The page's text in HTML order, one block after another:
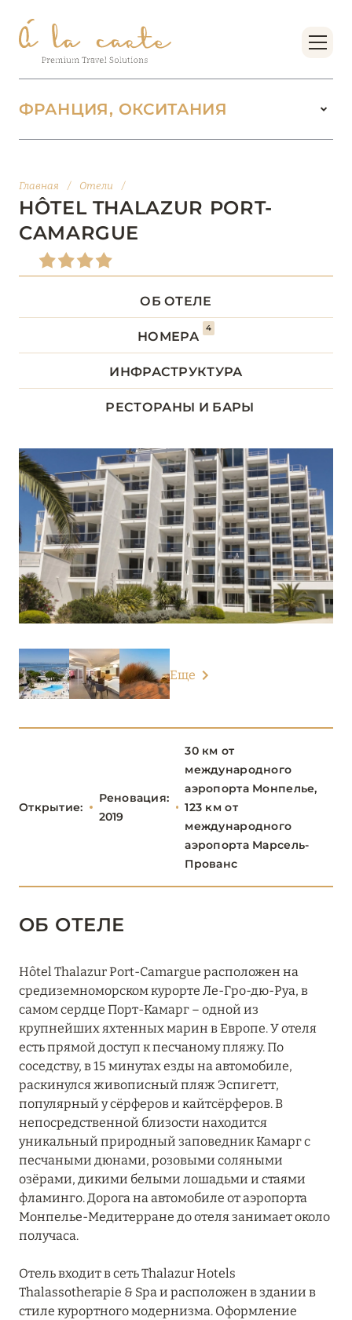
ФРАНЦИЯ, ОКСИТАНИЯ
БОРДО (НОВАЯ
АКВИТАНИЯ)
БРЕТАНЬ
БУРГУНДИЯ
ДОЛИНА ЛУАРЫ 8
ИЛЬ-ДЕ-ФРАНС
ЛАЗУРНЫЙ БЕРЕГ 34
НОРМАНДИЯ 6
О-ДЕ-ФРАНС 3
ОВЕРНЬ-РОНА-АЛЬПЫ 79
ОКСИТАНИЯ
46
Главная / Отели /
HÔTEL THALAZUR PORT-
CAMARGUE
ОБ ОТЕЛЕ
НОМЕРА
4
ИНФРАСТРУКТУРА
РЕСТОРАНЫ И БАРЫ
Еще
Открытие:
Реновация:
2019
30 км от
международного
аэропорта Монпелье,
123 км от
международного
аэропорта Марсель-
Прованс
ОБ ОТЕЛЕ
Hôtel Thalazur Port-Camargue расположен на
средиземноморском курорте Ле-Гро-дю-Руа, в
самом сердце Порт-Камарг – одной из
крупнейших яхтенных марин в Европе. У отеля
есть прямой доступ к песчаному пляжу. По
соседству, в 15 минутах езды на автомобиле,
раскинулся живописный пляж Эспигетт,
популярный у сёрферов и кайтсёрферов. В
непосредственной близости находится
уникальный природный заповедник Камарг с
песчаными дюнами, розовыми соляными
озёрами, дикими белыми лошадьми и стаями
фламинго. Дорога на автомобиле от аэропорта
Монпелье-Медитерране до отеля занимает около
получаса.
Отель входит в сеть Thalazur Hotels
Thalassotherapie & Spa и расположен в здании в
стиле курортного модернизма. Оформление